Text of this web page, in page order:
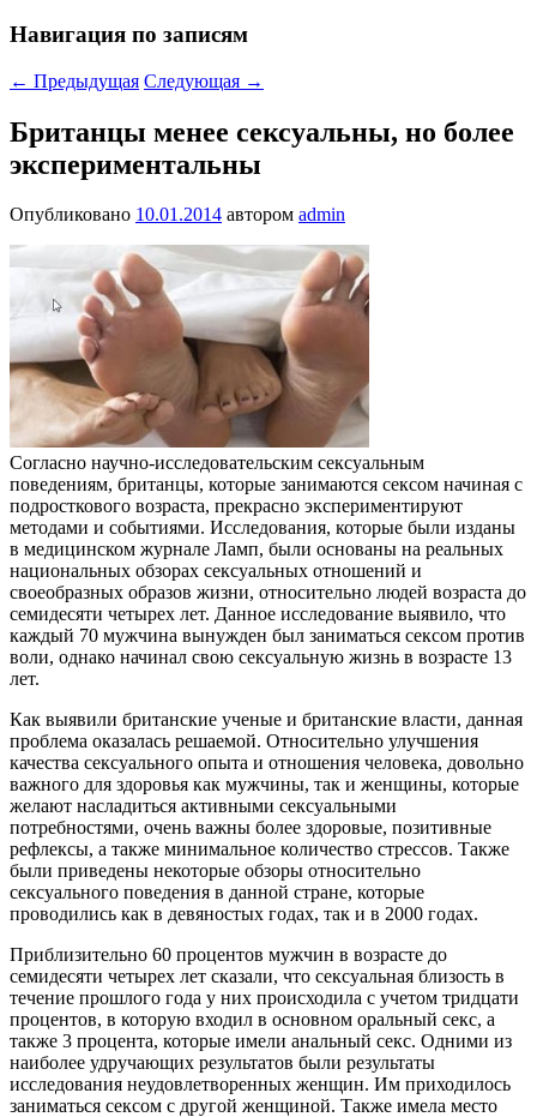
Навигация по записям
← Предыдущая Следующая →
Британцы менее сексуальны, но более
экспериментальны
Опубликовано 10.01.2014 автором admin
Согласно научно-исследовательским сексуальным
поведениям, британцы, которые занимаются сексом начиная с
подросткового возраста, прекрасно экспериментируют
методами и событиями. Исследования, которые были изданы
в медицинском журнале Ламп, были основаны на реальных
национальных обзорах сексуальных отношений и
своеобразных образов жизни, относительно людей возраста до
семидесяти четырех лет. Данное исследование выявило, что
каждый 70 мужчина вынужден был заниматься сексом против
воли, однако начинал свою сексуальную жизнь в возрасте 13
лет.
Как выявили британские ученые и британские власти, данная
проблема оказалась решаемой. Относительно улучшения
качества сексуального опыта и отношения человека, довольно
важного для здоровья как мужчины, так и женщины, которые
желают насладиться активными сексуальными
потребностями, очень важны более здоровые, позитивные
рефлексы, а также минимальное количество стрессов. Также
были приведены некоторые обзоры относительно
сексуального поведения в данной стране, которые
проводились как в девяностых годах, так и в 2000 годах.
Приблизительно 60 процентов мужчин в возрасте до
семидесяти четырех лет сказали, что сексуальная близость в
течение прошлого года у них происходила с учетом тридцати
процентов, в которую входил в основном оральный секс, а
также 3 процента, которые имели анальный секс. Одними из
наиболее удручающих результатов были результаты
исследования неудовлетворенных женщин. Им приходилось
заниматься сексом с другой женщиной. Также имела место